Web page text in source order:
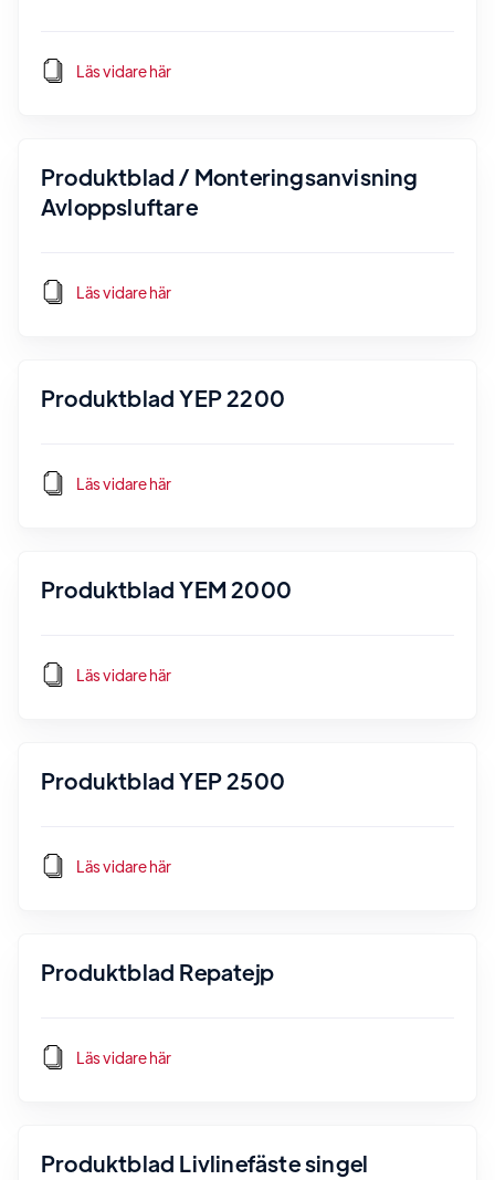
Läs vidare här
Produktblad / Monteringsanvisning
Avloppsluftare
Läs vidare här
Produktblad YEP 2200
Läs vidare här
Produktblad YEM 2000
Läs vidare här
Produktblad YEP 2500
Läs vidare här
Produktblad Repatejp
Läs vidare här
Produktblad Livlinefäste singel